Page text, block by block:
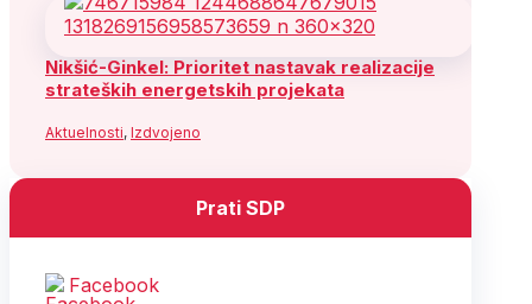
Nikšić-Ginkel: Prioritet nastavak realizacije
strateških energetskih projekata
Aktuelnosti, Izdvojeno
Prati SDP
Facebook